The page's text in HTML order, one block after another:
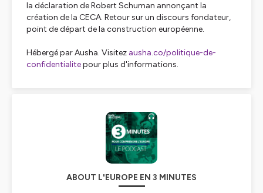
la déclaration de Robert Schuman annonçant la
création de la CECA. Retour sur un discours fondateur,
point de départ de la construction européenne.
Hébergé par Ausha. Visitez ausha.co/politique-de-
confidentialitepour plus d'informations.
ABOUT L'EUROPE EN 3 MINUTES